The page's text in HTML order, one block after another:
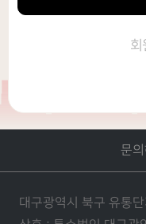
회
문의
대구광역시 북구 유통